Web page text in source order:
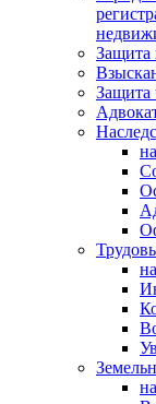
Защита
Защита